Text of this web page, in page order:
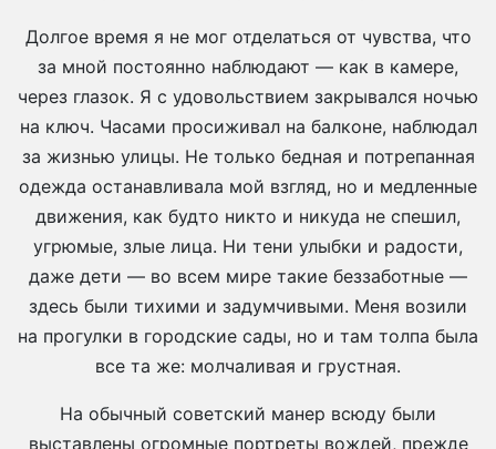
Долгое время я не мог отделаться от чувства, что
за мной постоянно наблюдают — как в камере,
через глазок. Я с удовольствием закрывался ночью
на ключ. Часами просиживал на балконе, наблюдал
за жизнью улицы. Не только бедная и потрепанная
одежда останавливала мой взгляд, но и медленные
движения, как будто никто и никуда не спешил,
угрюмые, злые лица. Ни тени улыбки и радости,
даже дети — во всем мире такие беззаботные —
здесь были тихими и задумчивыми. Меня возили
на прогулки в городские сады, но и там толпа была
все та же: молчаливая и грустная.
На обычный советский манер всюду были
выставлены огромные портреты вождей, прежде